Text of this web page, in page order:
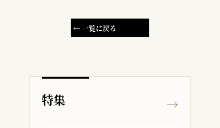
← 一覧に戻る
特集